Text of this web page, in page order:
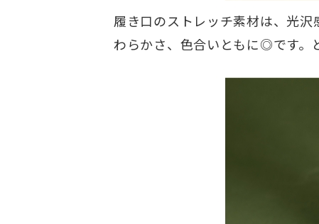
履き口のストレッチ素材は、光
わらかさ、色合いともに◎です。